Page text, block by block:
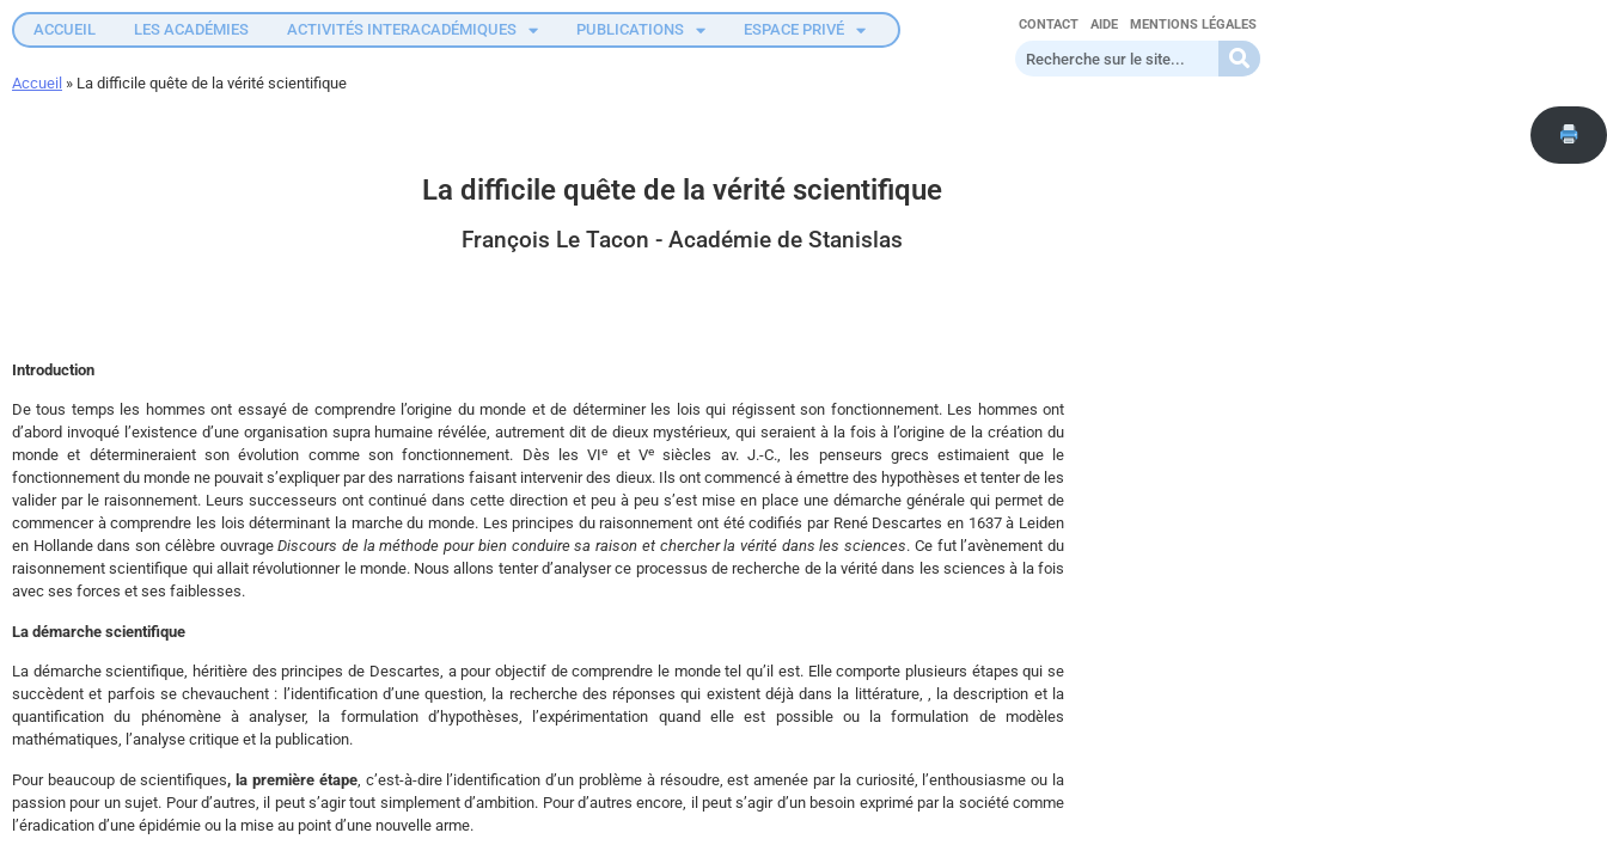
ACCUEIL LES ACADÉMIES ACTIVITÉS INTERACADÉMIQUES PUBLICATIONS ESPACE PRIVÉ
Accueil » La difficile quête de la vérité scientifique
CONTACT AIDE MENTIONS LÉGALES
La difficile quête de la vérité scientifique
François Le Tacon - Académie de Stanislas
Introduction
De tous temps les hommes ont essayé de comprendre l’origine du monde et de déterminer les lois qui régissent son fonctionnement. Les hommes ont
d’abord invoqué l’existence d’une organisation supra humaine révélée, autrement dit de dieux mystérieux, qui seraient à la fois à l’origine de la création du
monde et détermineraient son évolution comme son fonctionnement. Dès les VIe et Ve
siècles av. J.-C., les penseurs grecs estimaient que le
fonctionnement du monde ne pouvait s’expliquer par des narrations faisant intervenir des dieux. Ils ont commencé à émettre des hypothèses et tenter de les
valider par le raisonnement. Leurs successeurs ont continué dans cette direction et peu à peu s’est mise en place une démarche générale qui permet de
commencer à comprendre les lois déterminant la marche du monde. Les principes du raisonnement ont été codifiés par René Descartes en 1637 à Leiden
en Hollande dans son célèbre ouvrageDiscours de la méthode pour bien conduire sa raison et chercher la vérité dans les sciences. Ce fut l’avènement du
raisonnement scientifique qui allait révolutionner le monde. Nous allons tenter d’analyser ce processus de recherche de la vérité dans les sciences à la fois
avec ses forces et ses faiblesses.
La démarche scientifique
La démarche scientifique, héritière des principes de Descartes, a pour objectif de comprendre le monde tel qu’il est. Elle comporte plusieurs étapes qui se
succèdent et parfois se chevauchent : l’identification d’une question, la recherche des réponses qui existent déjà dans la littérature, , la description et la
quantification du phénomène à analyser, la formulation d’hypothèses, l’expérimentation quand elle est possible ou la formulation de modèles
mathématiques, l’analyse critique et la publication.
Pour beaucoup de scientifiques, la première étape, c’est-à-dire l’identification d’un problème à résoudre, est amenée par la curiosité, l’enthousiasme ou la
passion pour un sujet. Pour d’autres, il peut s’agir tout simplement d’ambition. Pour d’autres encore, il peut s’agir d’un besoin exprimé par la société comme
l’éradication d’une épidémie ou la mise au point d’une nouvelle arme.